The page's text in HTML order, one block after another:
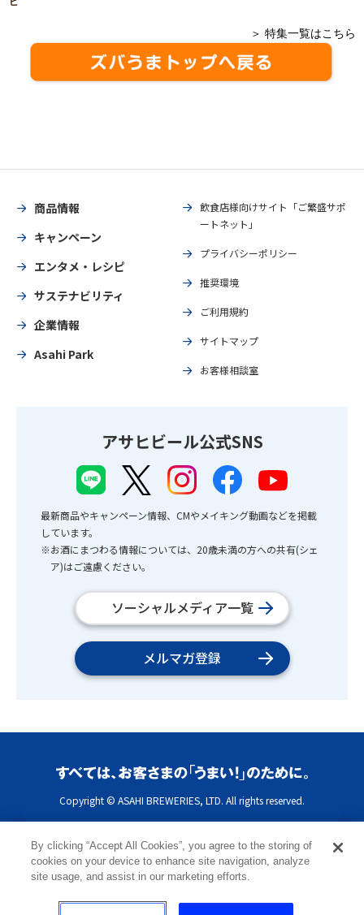
＞ 特集一覧はこちら
商品情報
キャンペーン
エンタメ・レシピ
サステナビリティ
企業情報
Asahi Park
飲食店様向けサイト「ご繁盛サポ
ートネット」
プライバシーポリシー
推奨環境
ご利用規約
サイトマップ
お客様相談室
アサヒビール公式SNS
最新商品やキャンペーン情報、CMやメイキング動画などを掲載
しています。
※お酒にまつわる情報については、20歳未満の方への共有(シェ
ア)はご遠慮ください。
ソーシャルメディア一覧
メルマガ登録
Copyright © ASAHI BREWERIES, LTD. All rights reserved.
By clicking “Accept All Cookies”, you agree to the storing of
cookies on your device to enhance site navigation, analyze
site usage, and assist in our marketing efforts.